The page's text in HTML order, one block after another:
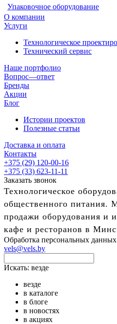
Упаковочное оборудование
О компании
Услуги
Технологическое
Технический сервис
Наше портфолио
Вопрос—ответ
Бренды
Акции
Блог
Истории проектов
Полезные статьи
Доставка и оплата
Контакты
+375 (29) 120-00-16
+375 (33) 623-11-11
Заказать звонок
Технологическое
общественного питания.
продажи оборудования и
кафе и ресторанов в
Обработка персональных данных
vels@vels.by
Искать: везде
везде
в каталоге
в блоге
в новостях
в акциях